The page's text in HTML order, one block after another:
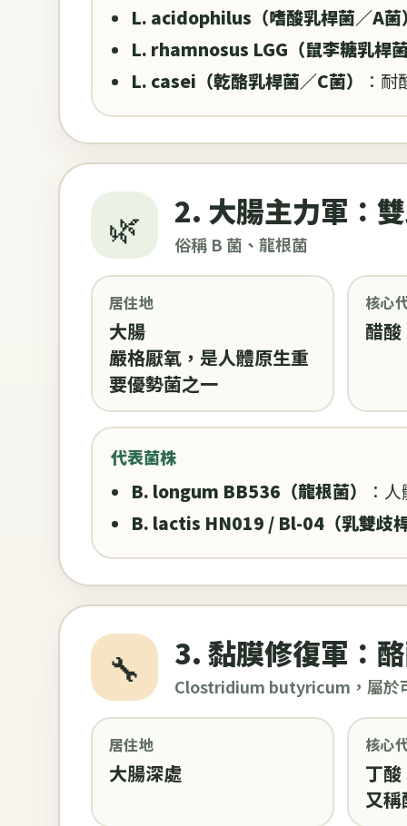
L. acidophilus（嗜酸乳桿菌／A菌
L. rhamnosus LGG（鼠李糖乳桿
L. casei（乾酪乳桿菌／C菌）
：
🌿 2. 大腸主力軍：
俗稱 B 菌、龍根菌
居住地
大腸
嚴格厭氧，是人體原生重
要優勢菌之一
核心
醋酸
代表菌株
B. longum BB536（龍根菌）
：
B. lactis HN019 / Bl-04（乳雙歧
🔧 3. 黏膜修復軍：
Clostridium butyricum，屬於
居住地
大腸深處
核心
丁酸
又